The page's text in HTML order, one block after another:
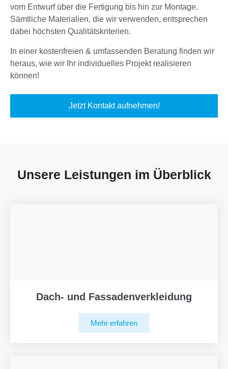
vom Entwurf über die Fertigung bis hin zur Montage.
Sämtliche Materialien, die wir verwenden, entsprechen
dabei höchsten Qualitätskriterien.
In einer kostenfreien & umfassenden Beratung finden wir
heraus, wie wir Ihr individuelles Projekt realisieren
können!
Jetzt Kontakt aufnehmen!
Unsere Leistungen im Überblick
Dach- und Fassadenverkleidung
Mehr erfahren